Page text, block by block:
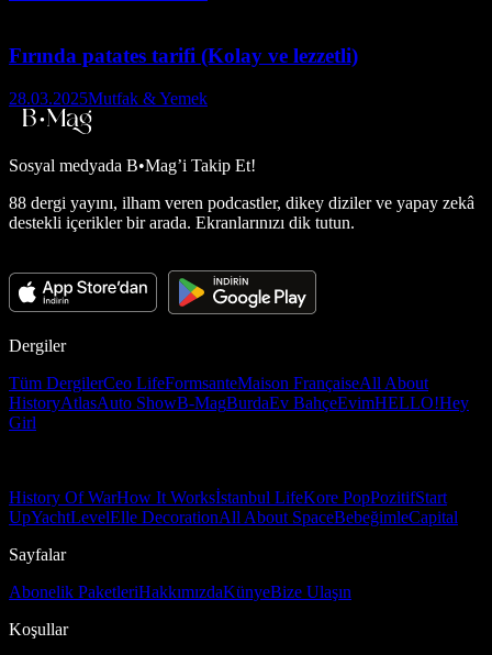
Fırında patates tarifi (Kolay ve lezzetli)
28.03.2025Mutfak & Yemek
Sosyal medyada B•Mag’i Takip Et!
88 dergi yayını, ilham veren podcastler, dikey diziler ve yapay zekâ
destekli içerikler bir arada. Ekranlarınızı dik tutun.
Dergiler
Tüm DergilerCeo LifeFormsanteMaison FrançaiseAll About
HistoryAtlasAuto ShowB-MagBurdaEv BahçeEvimHELLO!Hey
Girl
History Of WarHow It Worksİstanbul LifeKore PopPozitifStart
UpYachtLevelElle DecorationAll About SpaceBebeğimleCapital
Sayfalar
Abonelik PaketleriHakkımızdaKünyeBize Ulaşın
Koşullar